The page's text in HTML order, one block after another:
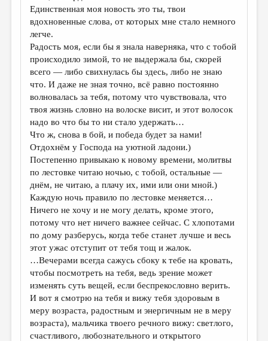
Единственная моя новость это ты, твои
вдохновенные слова, от которых мне стало немного
легче.
Радость моя, если бы я знала наверняка, что с тобой
происходило зимой, то не выдержала бы, скорей
всего — либо свихнулась бы здесь, либо не знаю
что. И даже не зная точно, всё равно постоянно
волновалась за тебя, потому что чувствовала, что
твоя жизнь словно на волоске висит, и этот волосок
надо во что бы то ни стало удержать…
Что ж, снова в бой, и победа будет за нами!
Отдохнём у Господа на уютной ладони.)
Постепенно привыкаю к новому времени, молитвы
по лестовке читаю ночью, с тобой, остальные —
днём, не читаю, а плачу их, ими или они мной.)
Каждую ночь правило по лестовке меняется…
Ничего не хочу и не могу делать, кроме этого,
потому что нет ничего важнее сейчас. С хлопотами
по дому разберусь, когда тебе станет лучше и весь
этот ужас отступит от тебя тощ и жалок.
…Вечерами всегда сажусь сбоку к тебе на кровать,
чтобы посмотреть на тебя, ведь зрение может
изменять суть вещей, если беспрекословно верить.
И вот я смотрю на тебя и вижу тебя здоровым в
меру возраста, радостным и энергичным не в меру
возраста), мальчика твоего речного вижу: светлого,
счастливого, любознательного и открытого